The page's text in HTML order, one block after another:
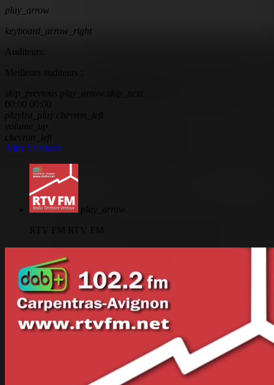
play_arrow
keyboard_arrow_right
Auditeurs:
Meilleurs auditeurs :
Aller à l'album
RTV FM